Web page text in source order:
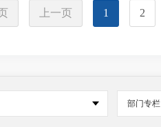
上一页 1 2
部门专栏